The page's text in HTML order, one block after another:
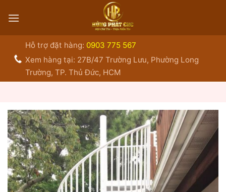
qua
Hỗ trợ đặt hàng: 0903 775 567
Xem hàng tại: 27B/47 Trường Lưu, Phường Long
Trường, TP. Thủ Đức, HCM